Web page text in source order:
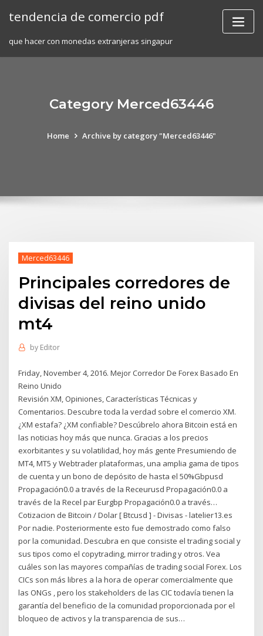
tendencia de comercio pdf
que hacer con monedas extranjeras singapur
Category Merced63446
Home Archive by category "Merced63446"
Merced63446
Principales corredores de
divisas del reino unido
mt4
by Editor
Friday, November 4, 2016. Mejor Corredor De Forex Basado En
Reino Unido
Revisión XM, Opiniones, Características Técnicas y
Comentarios. Descubre toda la verdad sobre el comercio XM.
¿XM estafa? ¿XM confiable? Descúbrelo ahora Bitcoin está en
las noticias hoy más que nunca. Gracias a los precios
exorbitantes y su volatilidad, hoy más gente Presumiendo de
MT4, MT5 y Webtrader plataformas, una amplia gama de tipos
de cuenta y un bono de depósito de hasta el 50%Gbpusd
Propagación0.0 a través de la Receurusd Propagación0.0 a
través de la Recel par Eurgbp Propagación0.0 a través…
Cotizacion de Bitcoin / Dolar [ Btcusd ] - Divisas - latelier13.es
Por nadie. Posteriormente esto fue demostrado como falso
por la comunidad. Descubra en que consiste el trading social y
sus tipos como el copytrading, mirror trading y otros. Vea
cuáles son las mayores compañías de trading social Forex. Los
CICs son más libres a la hora de operar comercialmente que
las ONGs , pero los stakeholders de las CIC todavía tienen la
garantía del beneficio de la comunidad proporcionada por el
bloqueo de activos y la transparencia de sus…